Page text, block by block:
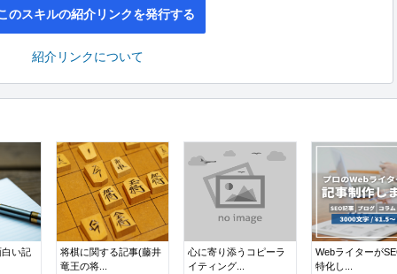
のスキルの紹介リンクを発行する
紹介リンクについて
い記
将棋に関する記事(藤井
竜王の将...
心に寄り添うコピーラ
イティング...
Webライターが
特化し...